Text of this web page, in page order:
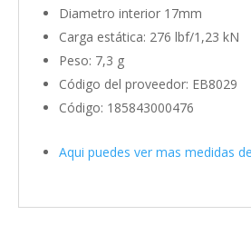
Diametro interior 17mm
Carga estática: 276 lbf/1,23 kN
Peso: 7,3 g
Código del proveedor: EB8029
Código: 185843000476
Aqui puedes ver mas medidas